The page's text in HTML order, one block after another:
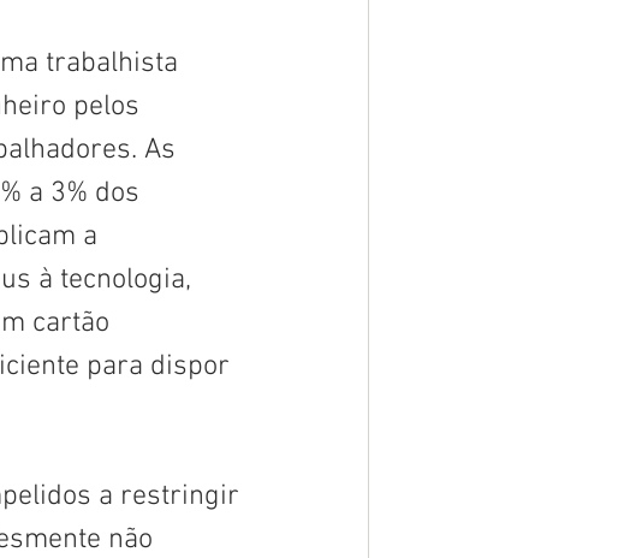
trabalhista
pelos
As
a 3% dos
a
à tecnologia,
cartão
para dispor
a restringir
não